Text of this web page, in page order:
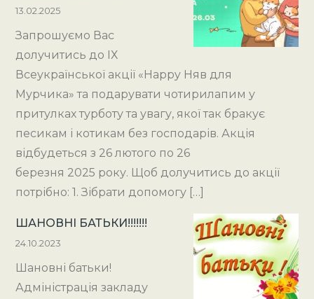
13.02.2025
Запрошуємо Вас
долучитись до ІХ
Всеукраїнської акції «Happy Няв для
Мурчика» та подарувати чотирилапим у
притулках турботу та увагу, якої так бракує
песикам і котикам без господарів. Акція
відбудеться з 26 лютого по 26
березня 2025 року. Щоб долучитись до акції
потрібно: 1. Зібрати допомогу […]
ШАНОВНІ БАТЬКИ!!!!!!!
24.10.2023
Шановні батьки!
Адміністрація закладу